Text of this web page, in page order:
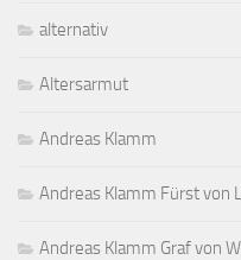
alternativ
Altersarmut
Andreas Klamm
Andreas Klamm Fürst von
Andreas Klamm Graf von